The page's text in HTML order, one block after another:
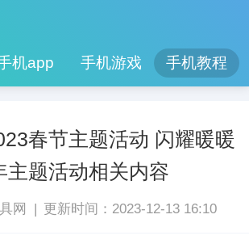
机app 手机游戏 手机教程
春节主题活动 闪耀暖暖
主题活动相关内容
网 | 更新时间：2023-12-13 16:10